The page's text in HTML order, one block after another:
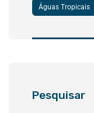
Águas Tropicais
Pesquisar